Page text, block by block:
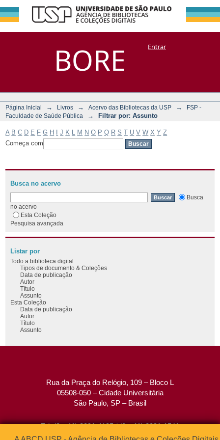
BORE
Filtrar por:
Assunto
DSpace/Manakin + CoriscoEntrar
Página Inicial → Livros → Acervo das Bibliotecas da USP →
FSP -
Faculdade de Saúde Pública
→ Filtrar por: Assunto
A B C D E F G H J K M N O P Q R S T U V W X Y Z
Começa com
Busca no acervo
Busca
no acervo
Esta Coleção
Pesquisa avançada
Listar por
Todo a biblioteca digital
Tipos de documento & Coleções
Data de publicação
Autor
Título
Assunto
Esta Coleção
Data de publicação
Autor
Título
Assunto
Rua da Praça do Relógio, 109 – Bloco L
05508-050 – Cidade Universitária
São Paulo, SP – Brasil
Tel: (0xx11) 3091-4195 / (0xx11) 3091-1541
Fax: (0xx11) 3091-1567